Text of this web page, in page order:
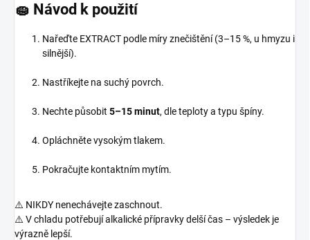
🧽 Návod k použití
Nařeďte EXTRACT podle míry znečištění (3–15 %, u hmyzu i
silnější).
Nastříkejte na suchý povrch.
Nechte působit 5–15 minut, dle teploty a typu špíny.
Opláchněte vysokým tlakem.
Pokračujte kontaktním mytím.
⚠️ NIKDY nenechávejte zaschnout.
⚠️ V chladu potřebují alkalické přípravky delší čas – výsledek je
výrazně lepší.